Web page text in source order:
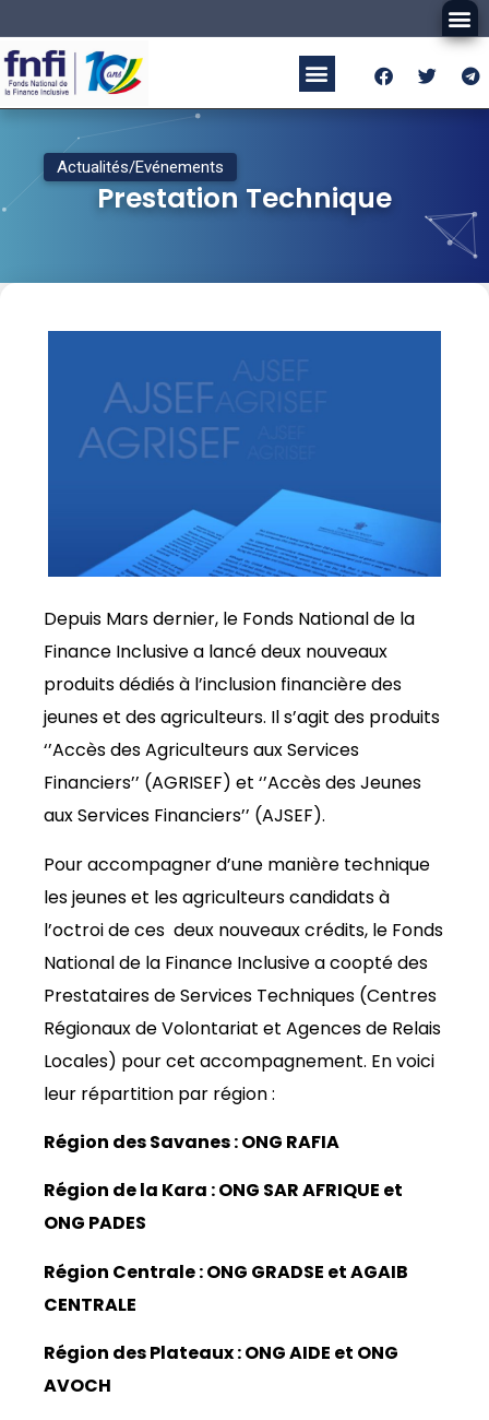
Actualités/Evénements
Prestation Technique
Depuis Mars dernier, le Fonds National de la
Finance Inclusive a lancé deux nouveaux
produits dédiés à l’inclusion financière des
jeunes et des agriculteurs. Il s’agit des produits
‘’Accès des Agriculteurs aux Services
Financiers’’ (AGRISEF) et ‘’Accès des Jeunes
aux Services Financiers’’ (AJSEF).
Pour accompagner d’une manière technique
les jeunes et les agriculteurs candidats à
l’octroi de ces deux nouveaux crédits, le Fonds
National de la Finance Inclusive a coopté des
Prestataires de Services Techniques (Centres
Régionaux de Volontariat et Agences de Relais
Locales) pour cet accompagnement. En voici
leur répartition par région :
Région des Savanes : ONG RAFIA
Région de la Kara : ONG SAR AFRIQUE et
ONG PADES
Région Centrale : ONG GRADSE et AGAIB
CENTRALE
Région des Plateaux : ONG AIDE et ONG
AVOCH